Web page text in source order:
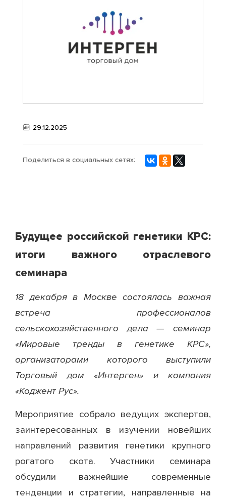
29.12.2025
Поделиться в социальных сетях:
Будущее российской генетики КРС:
итоги важного отраслевого
семинара
18 декабря в Москве состоялась важная
встреча профессионалов
сельскохозяйственного дела — семинар
«Мировые тренды в генетике КРС»,
организаторами которого выступили
Торговый дом «Интерген» и компания
«Коджент Рус».
Мероприятие собрало ведущих экспертов,
заинтересованных в изучении новейших
направлений развития генетики крупного
рогатого скота. Участники семинара
обсудили важнейшие современные
тенденции и стратегии, направленные на